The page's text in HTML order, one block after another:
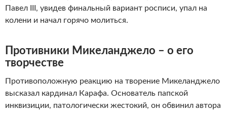
Павел III, увидев финальный вариант росписи, упал на
колени и начал горячо молиться.
Противники Микеланджело – о его
творчестве
Противоположную реакцию на творение Микеланджело
высказал кардинал Карафа. Основатель папской
инквизиции, патологически жестокий, он обвинил автора